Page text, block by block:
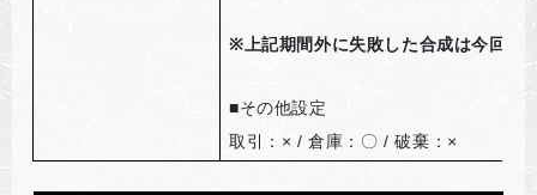
※ 上記期間外に失敗した合成は今回
■その他設定
取引：× / 倉庫：〇 / 破棄：×